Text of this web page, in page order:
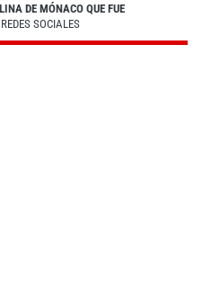
DE MÓNACO QUE FUE
SOCIALES